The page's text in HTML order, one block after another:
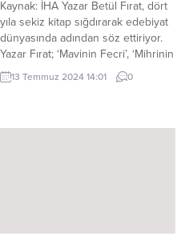
Kaynak: İHA Yazar Betül Fırat, dört
yıla sekiz kitap sığdırarak edebiyat
dünyasında adından söz ettiriyor.
Yazar Fırat; ‘Mavinin Fecri’, ‘Mihrinin
Hicranı’, ‘Heybemden Dökülen
Öyküler’, ‘Siyah Şapkalı Adam’,
13 Temmuz 2024 14:01 0